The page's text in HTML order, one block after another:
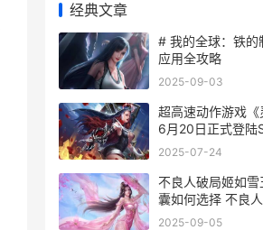
经典文章
# 我的全球：铁的
应用全攻略
2025-09-03
超高速动作游戏《
6月20日正式登陆
平台 高速动作推理
2025-07-24
不良人破局姬如雪
囊如何选择 不良
如雪皮肤怎么获得
2025-09-05